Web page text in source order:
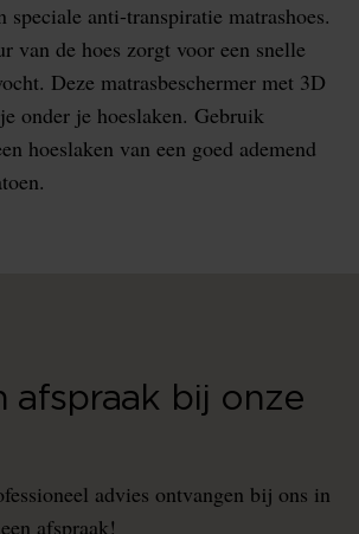
speciale anti-transpiratie matrashoes.
van de hoes zorgt voor een snelle
Deze matrasbeschermer met 3D
onder je hoeslaken. Gebruik
hoeslaken van een goed ademend
afspraak bij onze
advies ontvangen bij ons in
afspraak!